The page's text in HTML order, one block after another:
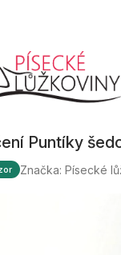
Puntíky
Značka: Písecké